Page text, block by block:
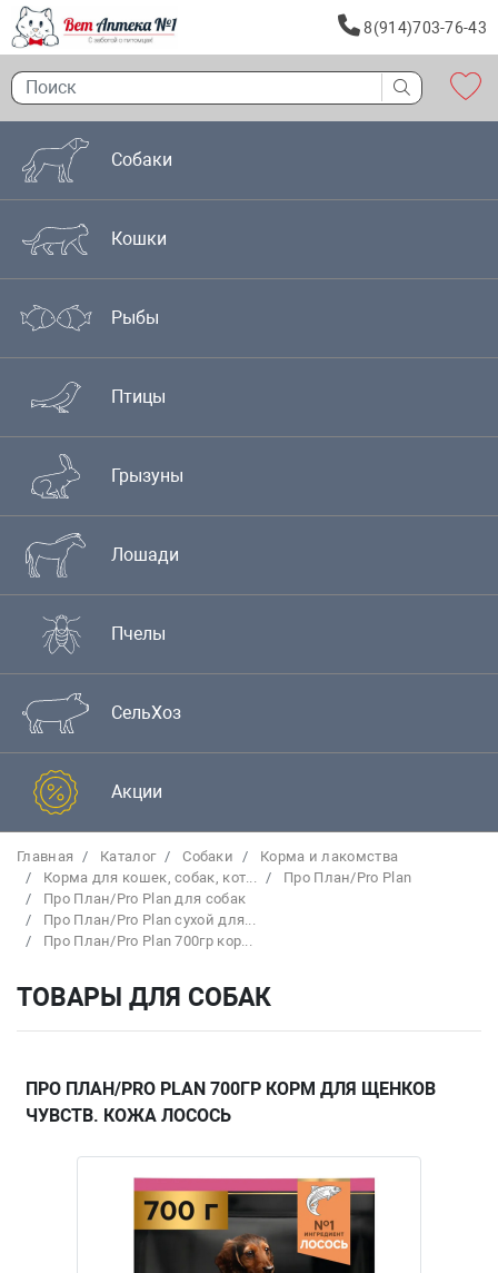
8(914)703-76-43
Собаки
Кошки
Рыбы
Птицы
Грызуны
Лошади
Пчелы
СельХоз
Акции
Главная Каталог Собаки
Корма и лакомства
Корма для кошек, собак, кот...
Про План/Pro Plan
Про План/Pro Plan для собак
Про План/Pro Plan сухой для...
Про План/Pro Plan 700гр кор...
ТОВАРЫ ДЛЯ СОБАК
ПРО ПЛАН/PRO PLAN 700ГР КОРМ ДЛЯ ЩЕНКОВ
ЧУВСТВ. КОЖА ЛОСОСЬ